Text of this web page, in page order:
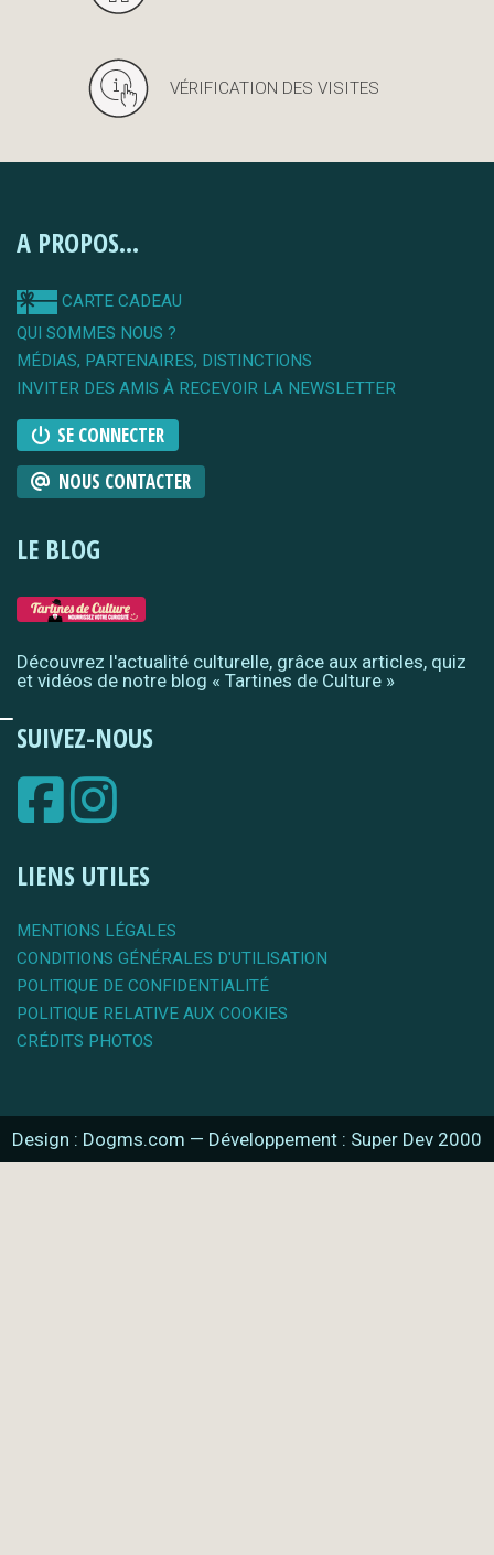
VÉRIFICATION DES VISITES
A PROPOS...
CARTE CADEAU
QUI SOMMES NOUS ?
MÉDIAS, PARTENAIRES, DISTINCTIONS
INVITER DES AMIS À RECEVOIR LA NEWSLETTER
SE CONNECTER
NOUS CONTACTER
LE BLOG
Découvrez l'actualité culturelle, grâce aux articles, quiz
et vidéos de notre blog « Tartines de Culture »
SUIVEZ-NOUS
LIENS UTILES
MENTIONS LÉGALES
CONDITIONS GÉNÉRALES D'UTILISATION
POLITIQUE DE CONFIDENTIALITÉ
POLITIQUE RELATIVE AUX COOKIES
CRÉDITS PHOTOS
Design : Dogms.com — Développement : Super Dev 2000